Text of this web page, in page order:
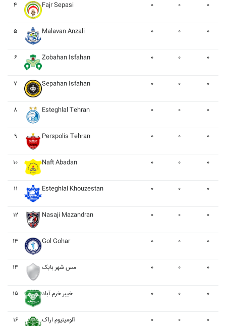
۴ Fajr Sepasi ۰ ۰ ۰
۵ Malavan Anzali ۰ ۰ ۰
۶ Zobahan Isfahan ۰ ۰ ۰
۷ Sepahan Isfahan ۰ ۰ ۰
۸ Esteghlal Tehran ۰ ۰ ۰
۹ Perspolis Tehran ۰ ۰ ۰
۱۰ Naft Abadan ۰ ۰ ۰
۱۱ Esteghlal Khouzestan ۰ ۰ ۰
۱۲ Nasaji Mazandran ۰ ۰ ۰
۱۳ Gol Gohar ۰ ۰ ۰
۱۴ مس شهر بابک ۰ ۰ ۰
۱۵ خيبر خرم آباد ۰ ۰ ۰
۱۶ آلومينيوم اراک ۰ ۰ ۰